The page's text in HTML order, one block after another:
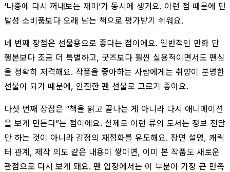
‘나중에 다시 꺼내보는 재미’가 동시에 생겨요. 이런 점 때문에 단
발성 소비품보다 오래 남는 책으로 평가받기 쉬워요.
네 번째 장점은 선물용으로 좋다는 점이에요. 일반적인 만화 단
행본보다 조금 더 특별하고, 굿즈보다 훨씬 실용적이면서도 팬심
을 정확히 저격해요. 작품을 좋아하는 사람에게는 취향이 분명한
선물이 되기 때문에, 안전한 팬 선물로 고르기 좋아요.
다섯 번째 장점은 “책을 읽고 끝나는 게 아니라 다시 애니메이션
을 보게 만든다”는 점이에요. 실제로 이런 류의 도서는 정보 전달
만 하는 것이 아니라 감정의 재점화를 유도해요. 장면 설명, 캐릭
터 관계, 제작 의도 같은 내용이 쌓이면, 이미 본 작품도 새로운
관점으로 다시 보게 돼요. 팬 입장에서는 이 부분이 가장 큰 만족